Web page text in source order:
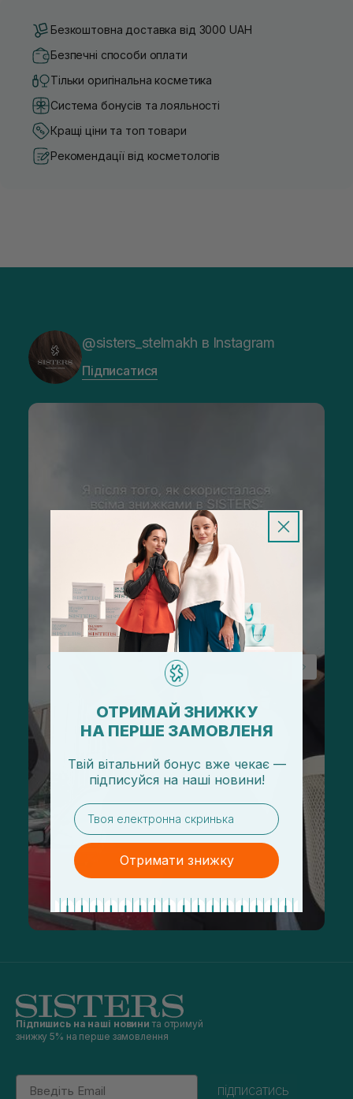
Безкоштовна доставка від 3000 UAH
Безпечні способи оплати
Тільки оригінальна косметика
Система бонусів та лояльності
Кращі ціни та топ товари
Рекомендації від косметологів
@sisters_stelmakh в Instagram
Підписатися
Підпишись на наші новини та отримуй
знижку 5% на перше замовлення
Email
підписатись
ОТРИМАЙ ЗНИЖКУ
НА ПЕРШЕ ЗАМОВЛЕНЯ
Твій вітальний бонус вже чекає —
підписуйся на наші новини!
email
Отримати знижку